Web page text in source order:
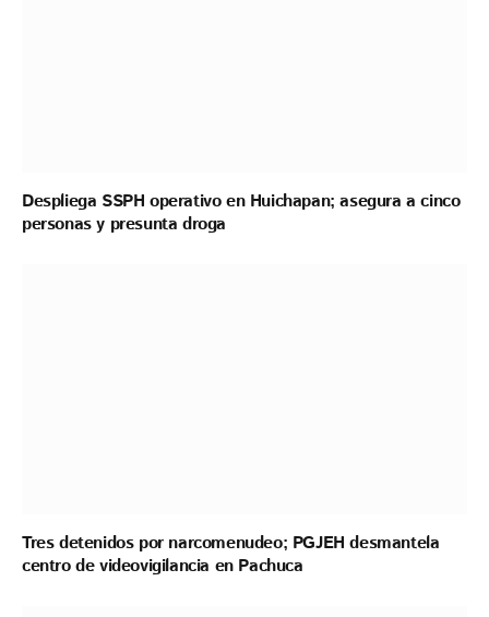
Despliega SSPH operativo en Huichapan; asegura a cinco
personas y presunta droga
Tres detenidos por narcomenudeo; PGJEH desmantela
centro de videovigilancia en Pachuca